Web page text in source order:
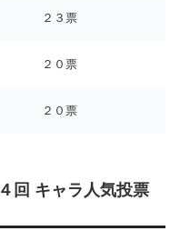
２３票
２０票
２０票
回 キャラ人気投票